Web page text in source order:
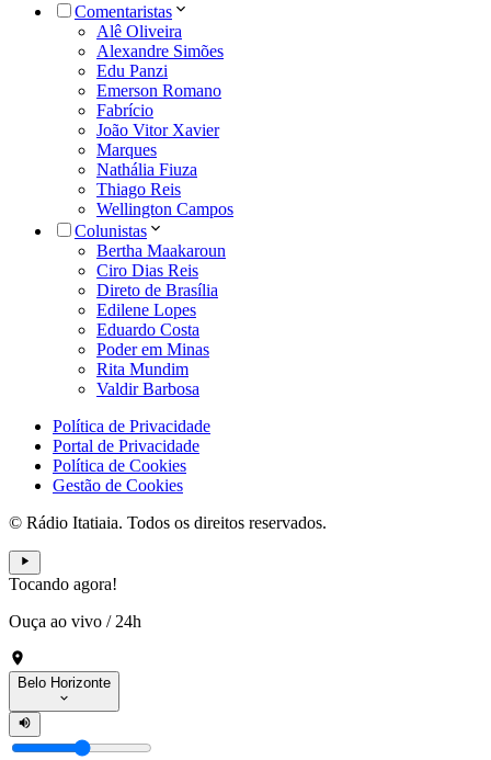
Comentaristas
Alê Oliveira
Alexandre Simões
Edu Panzi
Emerson Romano
Fabrício
João Vitor Xavier
Marques
Nathália Fiuza
Thiago Reis
Wellington Campos
Colunistas
Bertha Maakaroun
Ciro Dias Reis
Direto de Brasília
Edilene Lopes
Eduardo Costa
Poder em Minas
Rita Mundim
Valdir Barbosa
Política de Privacidade
Portal de Privacidade
Política de Cookies
Gestão de Cookies
© Rádio Itatiaia. Todos os direitos reservados.
Tocando agora!
Ouça ao vivo / 24h
Belo Horizonte